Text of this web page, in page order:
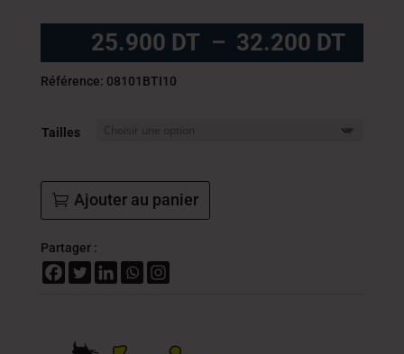
25.900 DT – 32.200 DT
de
DT
Référence: 08101BTI10
Tailles
Ajouter au panier
Partager :